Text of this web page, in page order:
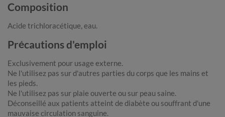
Composition
Acide trichloracétique, eau.
Précautions d'emploi
Exclusivement pour usage externe.
Ne l'utilisez pas sur d'autres parties du corps que les mains et
les pieds.
Ne l'utilisez pas sur plaie ouverte ou sur peau saine.
Déconseillé aux patients atteint de diabète ou souffrant d'une
mauvaise circulation sanguine.